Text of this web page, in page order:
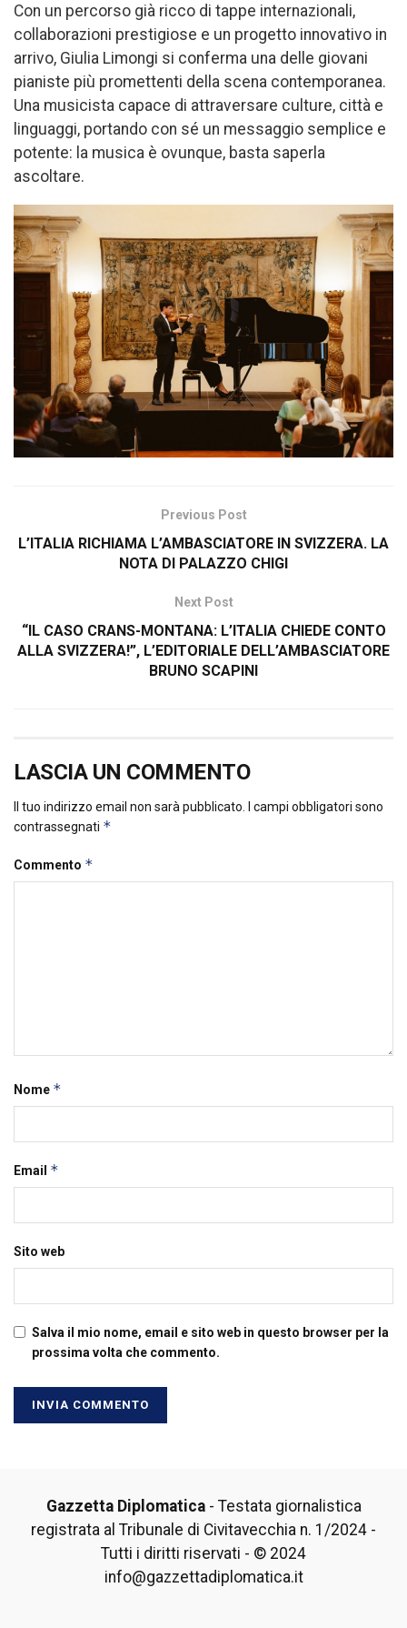
Con un percorso già ricco di tappe internazionali,
collaborazioni prestigiose e un progetto innovativo in
arrivo, Giulia Limongi si conferma una delle giovani
pianiste più promettenti della scena contemporanea.
Una musicista capace di attraversare culture, città e
linguaggi, portando con sé un messaggio semplice e
potente: la musica è ovunque, basta saperla
ascoltare.
Previous Post
L’ITALIA RICHIAMA L’AMBASCIATORE IN SVIZZERA. LA
NOTA DI PALAZZO CHIGI
Next Post
“IL CASO CRANS-MONTANA: L’ITALIA CHIEDE CONTO
ALLA SVIZZERA!”, L’EDITORIALE DELL’AMBASCIATORE
BRUNO SCAPINI
LASCIA UN COMMENTO
Il tuo indirizzo email non sarà pubblicato. I campi obbligatori sono
contrassegnati *
Commento *
Nome *
Email *
Sito web
Salva il mio nome, email e sito web in questo browser per la
prossima volta che commento.
Gazzetta Diplomatica- Testata giornalistica
registrata al Tribunale di Civitavecchia n. 1/2024 -
Tutti i diritti riservati - © 2024
info@gazzettadiplomatica.it